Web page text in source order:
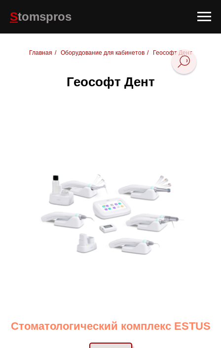
Stomspros
Главная / Оборудование для кабинетов / Геософт Дент
Геософт Дент
Стоматологический комплекс ESTUS